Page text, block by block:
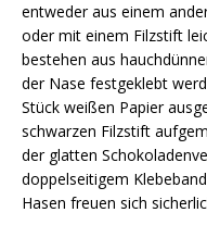
entweder aus einem
oder mit einem Filzstift
bestehen aus
der Nase festgeklebt
Stück weißen Papier
schwarzen Filzstift
der glatten
doppelseitigem
Hasen freuen sich